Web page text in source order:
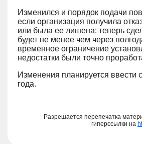
Изменился и порядок подачи
если организация получила
или была ее лишена: теперь
будет не менее чем через
временное ограничение
недостатки были точно
Изменения планируется ввести
года.
Разрешается перепечатка
гиперссылки на